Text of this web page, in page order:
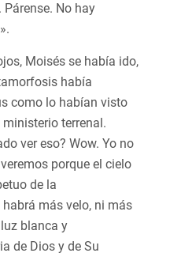
Párense. No hay
Moisés se había ido,
había
como lo habían visto
terrenal.
ver eso? Wow. Yo no
porque el cielo
de la
más velo, ni más
blanca y
de Dios y de Su